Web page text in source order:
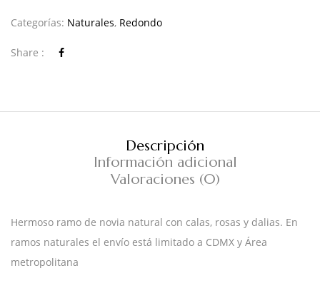
Categorías: Naturales, Redondo
Share :
Descripción
Información adicional
Valoraciones (0)
Hermoso ramo de novia natural con calas, rosas y dalias. En
ramos naturales el envío está limitado a CDMX y Área
metropolitana